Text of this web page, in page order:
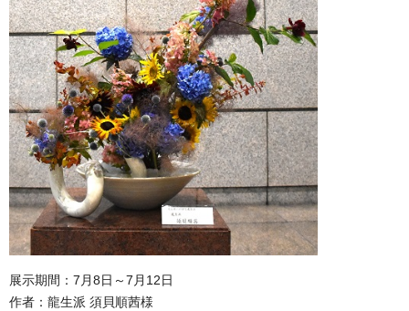
展示期間：7月8日～7月12日
作者：龍生派 須貝順茜様